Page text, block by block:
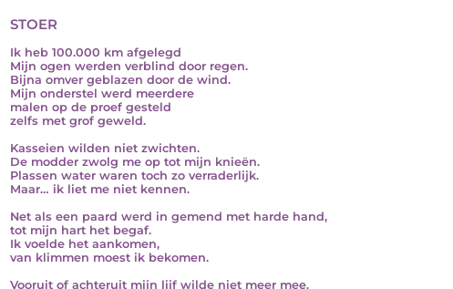
stoer
Ik heb 100.000 km afgelegd
Mijn ogen werden verblind door regen.
Bijna omver geblazen door de wind.
Mijn onderstel werd meerdere
malen op de proef gesteld
zelfs met grof geweld.
Kasseien wilden niet zwichten.
De modder zwolg me op tot mijn knieën.
Plassen water waren toch zo verraderlijk.
Maar… ik liet me niet kennen.
Net als een paard werd in gemend met harde hand,
tot mijn hart het begaf.
Ik voelde het aankomen,
van klimmen moest ik bekomen.
Vooruit of achteruit mijn lijf wilde niet meer mee.